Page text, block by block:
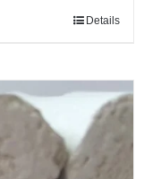
Details